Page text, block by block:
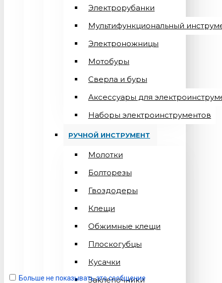
Электрорубанки
Мультифункциональный
Электроножницы
Мотобуры
Сверла и буры
Аксессуары для
Наборы электроинструментов
РУЧНОЙ ИНСТРУМЕНТ
Молотки
Болторезы
Гвоздодеры
Клещи
Обжимные клещи
Плоскогубцы
Кусачки
Заклепочники
Больше не показывать это сообщение